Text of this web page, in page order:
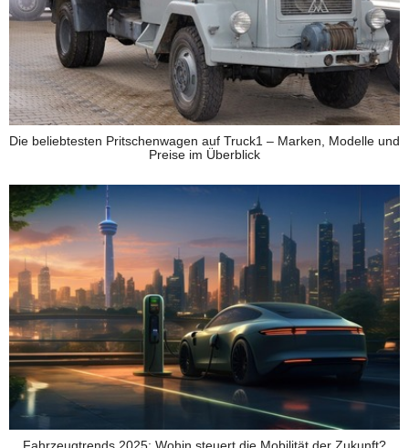
Die beliebtesten Pritschenwagen auf Truck1 – Marken, Modelle und
Preise im Überblick